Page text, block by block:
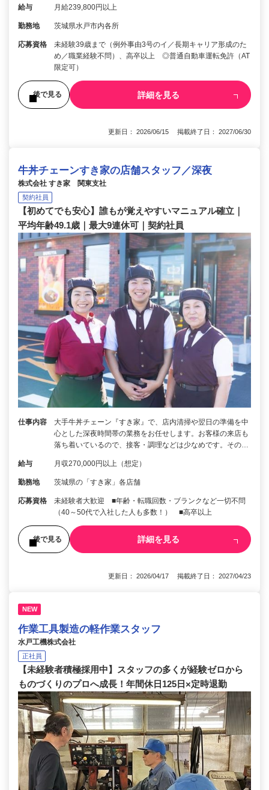
給与 月給239,800円以上
勤務地 茨城県水戸市内各所
応募資格
未経験39歳まで（例外事由3号のイ／長期キャリア形成のた
め／職業経験不問）、高卒以上 ◎普通自動車運転免許（AT
限定可）
後で見る 詳細を見る
更新日： 2026/06/15 掲載終了日： 2027/06/30
牛丼チェーンすき家の店舗スタッフ／深夜
株式会社 すき家 関東支社
契約社員
【初めてでも安心】誰もが覚えやすいマニュアル確立｜
平均年齢49.1歳｜最大9連休可｜契約社員
仕事内容
大手牛丼チェーン『すき家』で、店内清掃や翌日の準備を中
心とした深夜時間帯の業務をお任せします。お客様の来店も
落ち着いているので、接客・調理などは少なめです。その…
給与 月収270,000円以上（想定）
勤務地 茨城県の「すき家」各店舗
応募資格
未経験者大歓迎 ■年齢・転職回数・ブランクなど一切不問
（40～50代で入社した人も多数！） ■高卒以上
後で見る 詳細を見る
更新日： 2026/04/17 掲載終了日： 2027/04/23
NEW
作業工具製造の軽作業スタッフ
水戸工機株式会社
正社員
【未経験者積極採用中】スタッフの多くが経験ゼロから
ものづくりのプロへ成長！年間休日125日×定時退勤